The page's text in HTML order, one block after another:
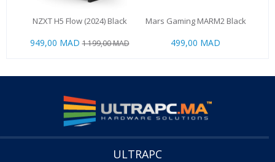
NZXT H5 Flow (2024) Black
949,00 MAD 1 199,00 MAD
Mars Gaming MARM2 Black
499,00 MAD
ULTRAPC